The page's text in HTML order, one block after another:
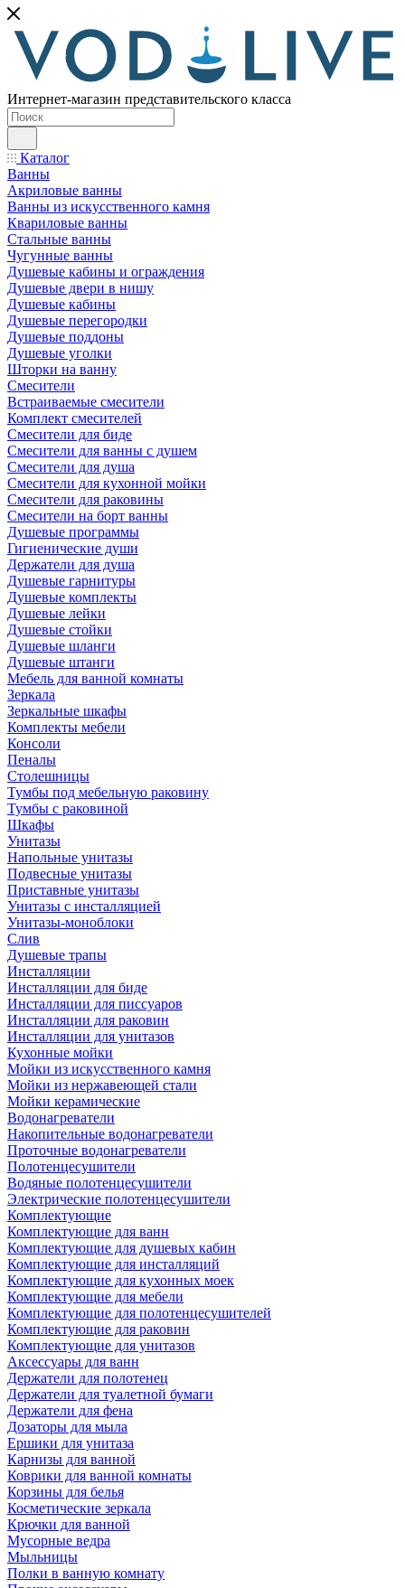
Интернет-магазин представительского класса
Каталог
Ванны
Акриловые ванны
Ванны из искусственного камня
Квариловые ванны
Стальные ванны
Чугунные ванны
Душевые кабины и ограждения
Душевые двери в нишу
Душевые кабины
Душевые перегородки
Душевые поддоны
Душевые уголки
Шторки на ванну
Смесители
Встраиваемые смесители
Комплект смесителей
Смесители для биде
Смесители для ванны с душем
Смесители для душа
Смесители для кухонной мойки
Смесители для раковины
Смесители на борт ванны
Душевые программы
Гигиенические души
Держатели для душа
Душевые гарнитуры
Душевые комплекты
Душевые лейки
Душевые стойки
Душевые шланги
Душевые штанги
Мебель для ванной комнаты
Зеркала
Зеркальные шкафы
Комплекты мебели
Консоли
Пеналы
Столешницы
Тумбы под мебельную раковину
Тумбы с раковиной
Шкафы
Унитазы
Напольные унитазы
Подвесные унитазы
Приставные унитазы
Унитазы с инсталляцией
Унитазы-моноблоки
Слив
Душевые трапы
Инсталляции
Инсталляции для биде
Инсталляции для писсуаров
Инсталляции для раковин
Инсталляции для унитазов
Кухонные мойки
Мойки из искусственного камня
Мойки из нержавеющей стали
Мойки керамические
Водонагреватели
Накопительные водонагреватели
Проточные водонагреватели
Полотенцесушители
Водяные полотенцесушители
Электрические полотенцесушители
Комплектующие
Комплектующие для ванн
Комплектующие для душевых кабин
Комплектующие для инсталляций
Комплектующие для кухонных моек
Комплектующие для мебели
Комплектующие для полотенцесушителей
Комплектующие для раковин
Комплектующие для унитазов
Аксессуары для ванн
Держатели для полотенец
Держатели для туалетной бумаги
Держатели для фена
Дозаторы для мыла
Ершики для унитаза
Карнизы для ванной
Коврики для ванной комнаты
Корзины для белья
Косметические зеркала
Крючки для ванной
Мусорные ведра
Мыльницы
Полки в ванную комнату